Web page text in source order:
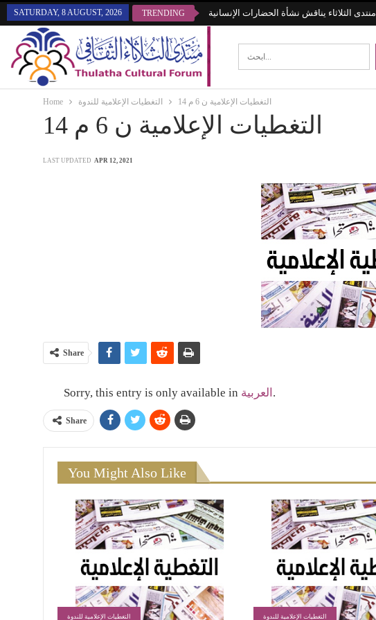
SATURDAY, 8 AUGUST, 2026 TRENDING منتدى الثلاثاء يناقش نشأة الحضارات الإنسانية
Home التغطيات الإعلامية للندوة التغطيات الإعلامية ن 6 م 14
التغطيات الإعلامية ن 6 م 14
LAST UPDATED APR 12, 2021
Share
Sorry, this entry is only available in العربية .
Share
You Might Also Like
التغطيات الإعلامية للندوة التغطيات الإعلامية للندوة